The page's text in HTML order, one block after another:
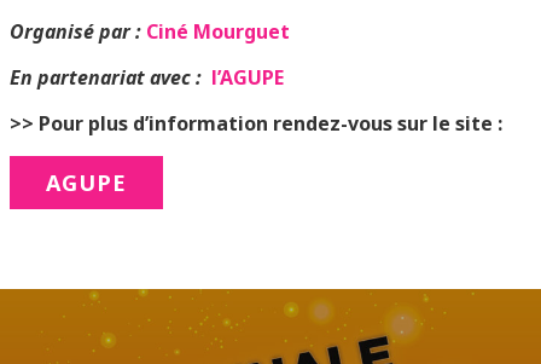
Organisé par : Ciné Mourguet
En partenariat avec : l’AGUPE
>> Pour plus d’information rendez-vous sur le site :
AGUPE